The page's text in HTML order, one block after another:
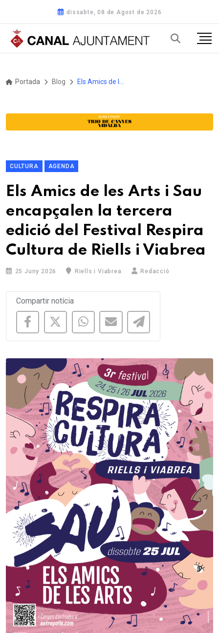
dissabte, 08 de Agost de 2026
Portada Blog
CULTURA AGENDA
Els Amics de les Arts i Sau
encapçalen la tercera
edició del Festival Respira
Cultura de Riells i Viabrea
25 Juny 2026 Riells i Viabrea Redacció
Compartir notícia